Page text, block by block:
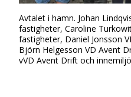
Avtalet i hamn. Johan
fastigheter, Caroline
fastigheter, Daniel Jonsson
Björn Helgesson VD Avent
vVD Avent Drift och